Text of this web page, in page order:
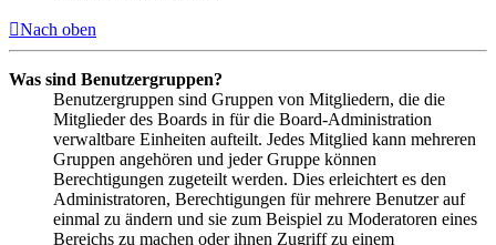
Nach oben
Was sind Benutzergruppen?
Benutzergruppen sind Gruppen von Mitgliedern, die die
Mitglieder des Boards in für die Board-Administration
verwaltbare Einheiten aufteilt. Jedes Mitglied kann mehreren
Gruppen angehören und jeder Gruppe können
Berechtigungen zugeteilt werden. Dies erleichtert es den
Administratoren, Berechtigungen für mehrere Benutzer auf
einmal zu ändern und sie zum Beispiel zu Moderatoren eines
Bereichs zu machen oder ihnen Zugriff zu einem